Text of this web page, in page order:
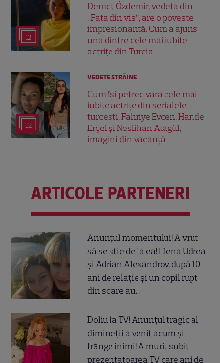
12
Demet Özdemir, vedeta din
„Fata din vis”, are o poveste
impresionantă. Cum a ajuns
una dintre cele mai iubite
actrițe din Turcia
32
VEDETE STRĂINE
Cum își petrec vara cele mai
iubite actrițe din serialele
turcești. Fahriye Evcen, Hande
Erçel și Neslihan Atagül,
imagini din vacanță
ARTICOLE PARTENERI
Anunțul momentului! A vrut
să se știe de la ea! Elena Udrea
și Adrian Alexandrov, după 10
ani de relație și un copil rupt
din soare au...
Doliu la TV! Anunțul tragic al
dimineții a venit acum și
frânge inimi! A murit subit
prezentatoarea TV care ani de